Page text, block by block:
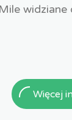
Mile widziane
Więcej